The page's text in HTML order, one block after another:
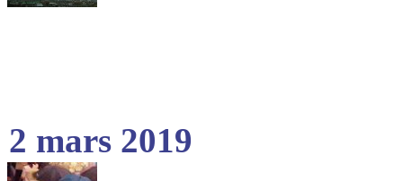
2 mars 2019